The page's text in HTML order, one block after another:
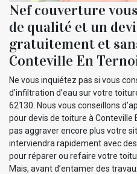
Nef couverture
de qualité et un
gratuitement et
Conteville En
Ne vous inquiétez pas si vous
d’infiltration d’eau sur votre
62130. Nous vous conseillons
pour devis de toiture à Conteville
pas aggraver encore plus votre
interviendra rapidement avec
pour réparer ou refaire votre
Mais, avant d’entamer des